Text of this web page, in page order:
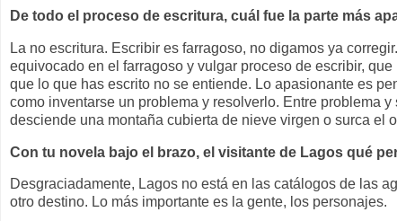
De todo el proceso de escritura, cuál fue la parte más
La no escritura. Escribir es farragoso, no digamos ya
equivocado en el farragoso y vulgar proceso de escribir,
que lo que has escrito no se entiende. Lo apasionante es
como inventarse un problema y resolverlo. Entre problema
desciende una montaña cubierta de nieve virgen o surca el
Con tu novela bajo el brazo, el visitante de Lagos qué
Desgraciadamente, Lagos no está en las catálogos de las
otro destino. Lo más importante es la gente, los personajes.